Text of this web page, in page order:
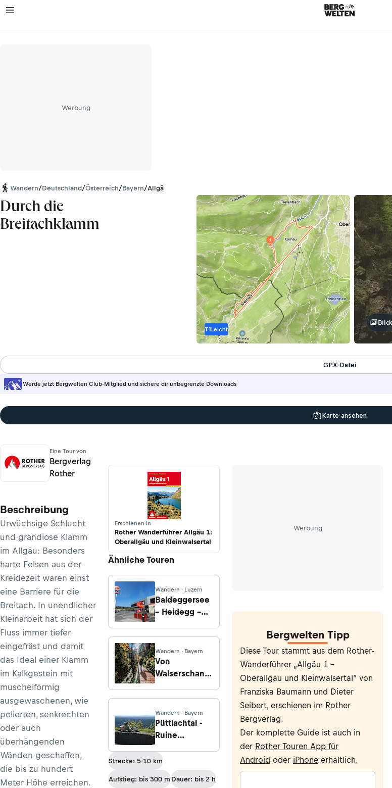
Werbung
Wandern/Deutschland/Österreich/Bayern/Allgäuer Alpen
Durch die
Breitachklamm
T1Leicht
Werde jetzt Bergwelten Club-Mitglied und sichere dir unbegrenzte Downloads
GPX-Datei
Karte ansehen
Eine Tour von
Bergverlag
Rother
Beschreibung
Urwüchsige Schlucht
und grandiose Klamm
im Allgäu: Besonders
harte Felsen aus der
Kreidezeit waren einst
eine Barriere für die
Breitach. In unendlicher
Kleinarbeit hat sich der
Fluss immer tiefer
eingefräst und damit
das Ideal einer Klamm
im Kalkgestein mit
muschelförmig
ausgewaschenen, wie
polierten, senkrechten
oder auch
überhängenden
Wänden geschaffen,
die bis zu hundert
Meter Höhe erreichen.
Erschienen in
Rother Wanderführer Allgäu 1:
Oberallgäu und Kleinwalsertal
Ähnliche Touren
Wandern · Luzern
Baldeggersee
– Heidegg –
Wandern · Bayern
Von
Walserschanz
Breitachklamm
Wandern · Bayern
Püttlachtal -
Ruine
Strecke: 5-10 km
Aufstieg: bis 300 m Dauer: bis 2 h
Werbung
Bergwelten Tipp
Diese Tour stammt aus dem Rother-
Wanderführer „Allgäu 1 -
Oberallgäu und Kleinwalsertal“ von
Franziska Baumann und Dieter
Seibert, erschienen im Rother
Bergverlag.
Der komplette Guide ist auch in
der Rother Touren App für
Android oder iPhone erhältlich.